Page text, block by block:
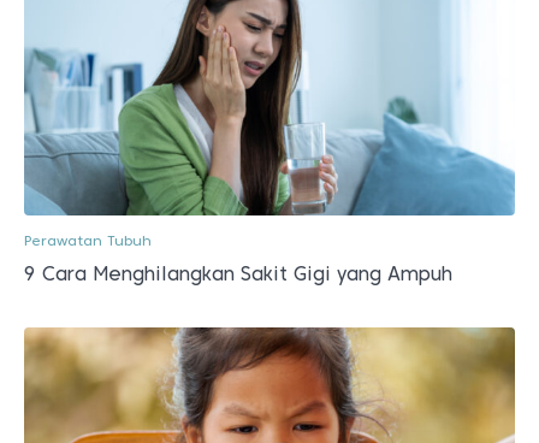
Perawatan Tubuh
9 Cara Menghilangkan Sakit Gigi yang Ampuh